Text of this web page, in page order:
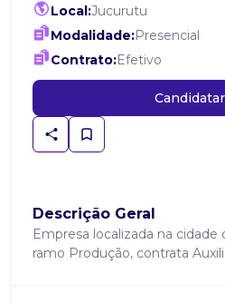
Local:Jucurutu
Modalidade:Presencial
Contrato:Efetivo
Descrição Geral
Empresa localizada na
ramo Produção, contrata